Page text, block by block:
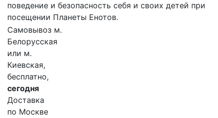
поведение и безопасность себя и своих детей при
посещении Планеты Енотов.
Самовывоз м.
Белорусская
или м.
Киевская,
бесплатно,
сегодня
Доставка
по Москве